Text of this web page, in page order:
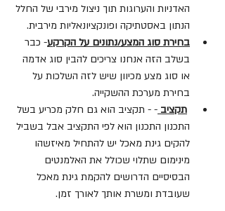
האדניות והערוגות תוך ניצול מירבי של החלל
הנתון באסטתיקה ופונקציונאליות מירבית.
בחירת סוג המצע/נתונים על הקרקע- כבר
בשלב הזה אנחנו צריכים להבין סוג אדמה
או סוג מצע מכיוון שיש לזה השלכות על
בחירת מערכת ההשקייה.
תקציב - - תקציב הוא גם חלק מכריע בשל
התכנון התכנון הוא לפי התקציב אבל בשביל
להקים גינת מאכל יש להתחיל מאיזשהו
מינימום שתלוי שכולל את האלמנטים
הבסיסיים הדרושים להקמת גינת מאכל
שעובדת ומשרת אותך לאורך זמן.